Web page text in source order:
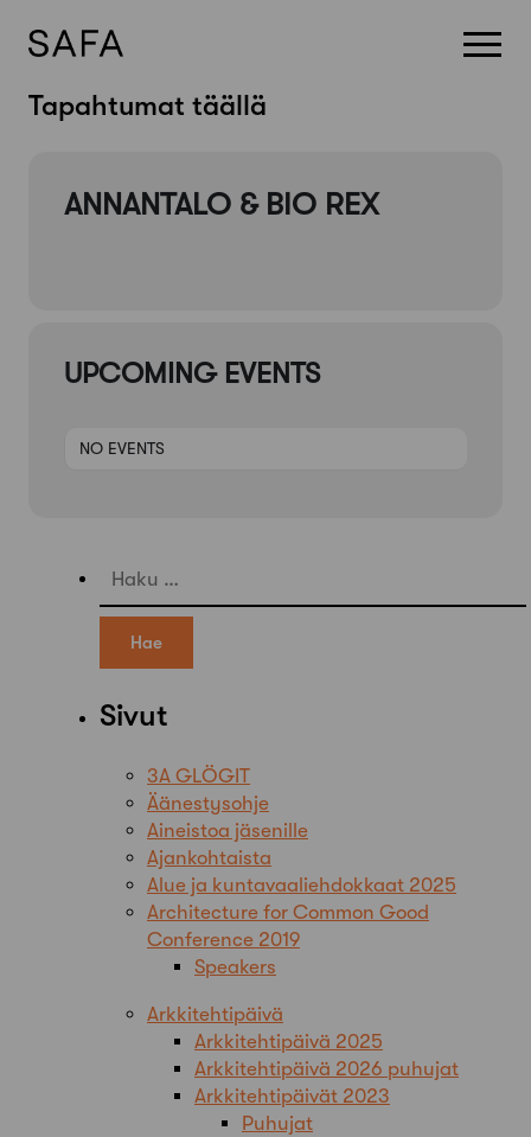
SkipTapahtumat täällä
ANNANTALO & BIO REX
UPCOMING EVENTS
NO EVENTS
Haku:
Sivut
3A GLÖGIT
Äänestysohje
Aineistoa jäsenille
Ajankohtaista
Alue ja kuntavaaliehdokkaat 2025
Architecture for Common Good
Conference 2019
Speakers
Arkkitehtipäivä
Arkkitehtipäivä 2025
Arkkitehtipäivä 2026 puhujat
Arkkitehtipäivät 2023
Puhujat